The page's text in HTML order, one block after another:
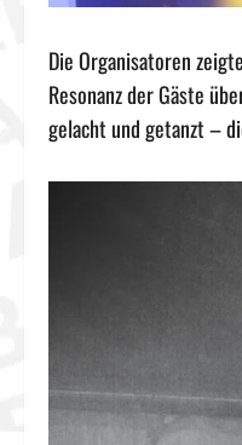
Die Organisatoren
Resonanz der Gäste
gelacht und getanzt –